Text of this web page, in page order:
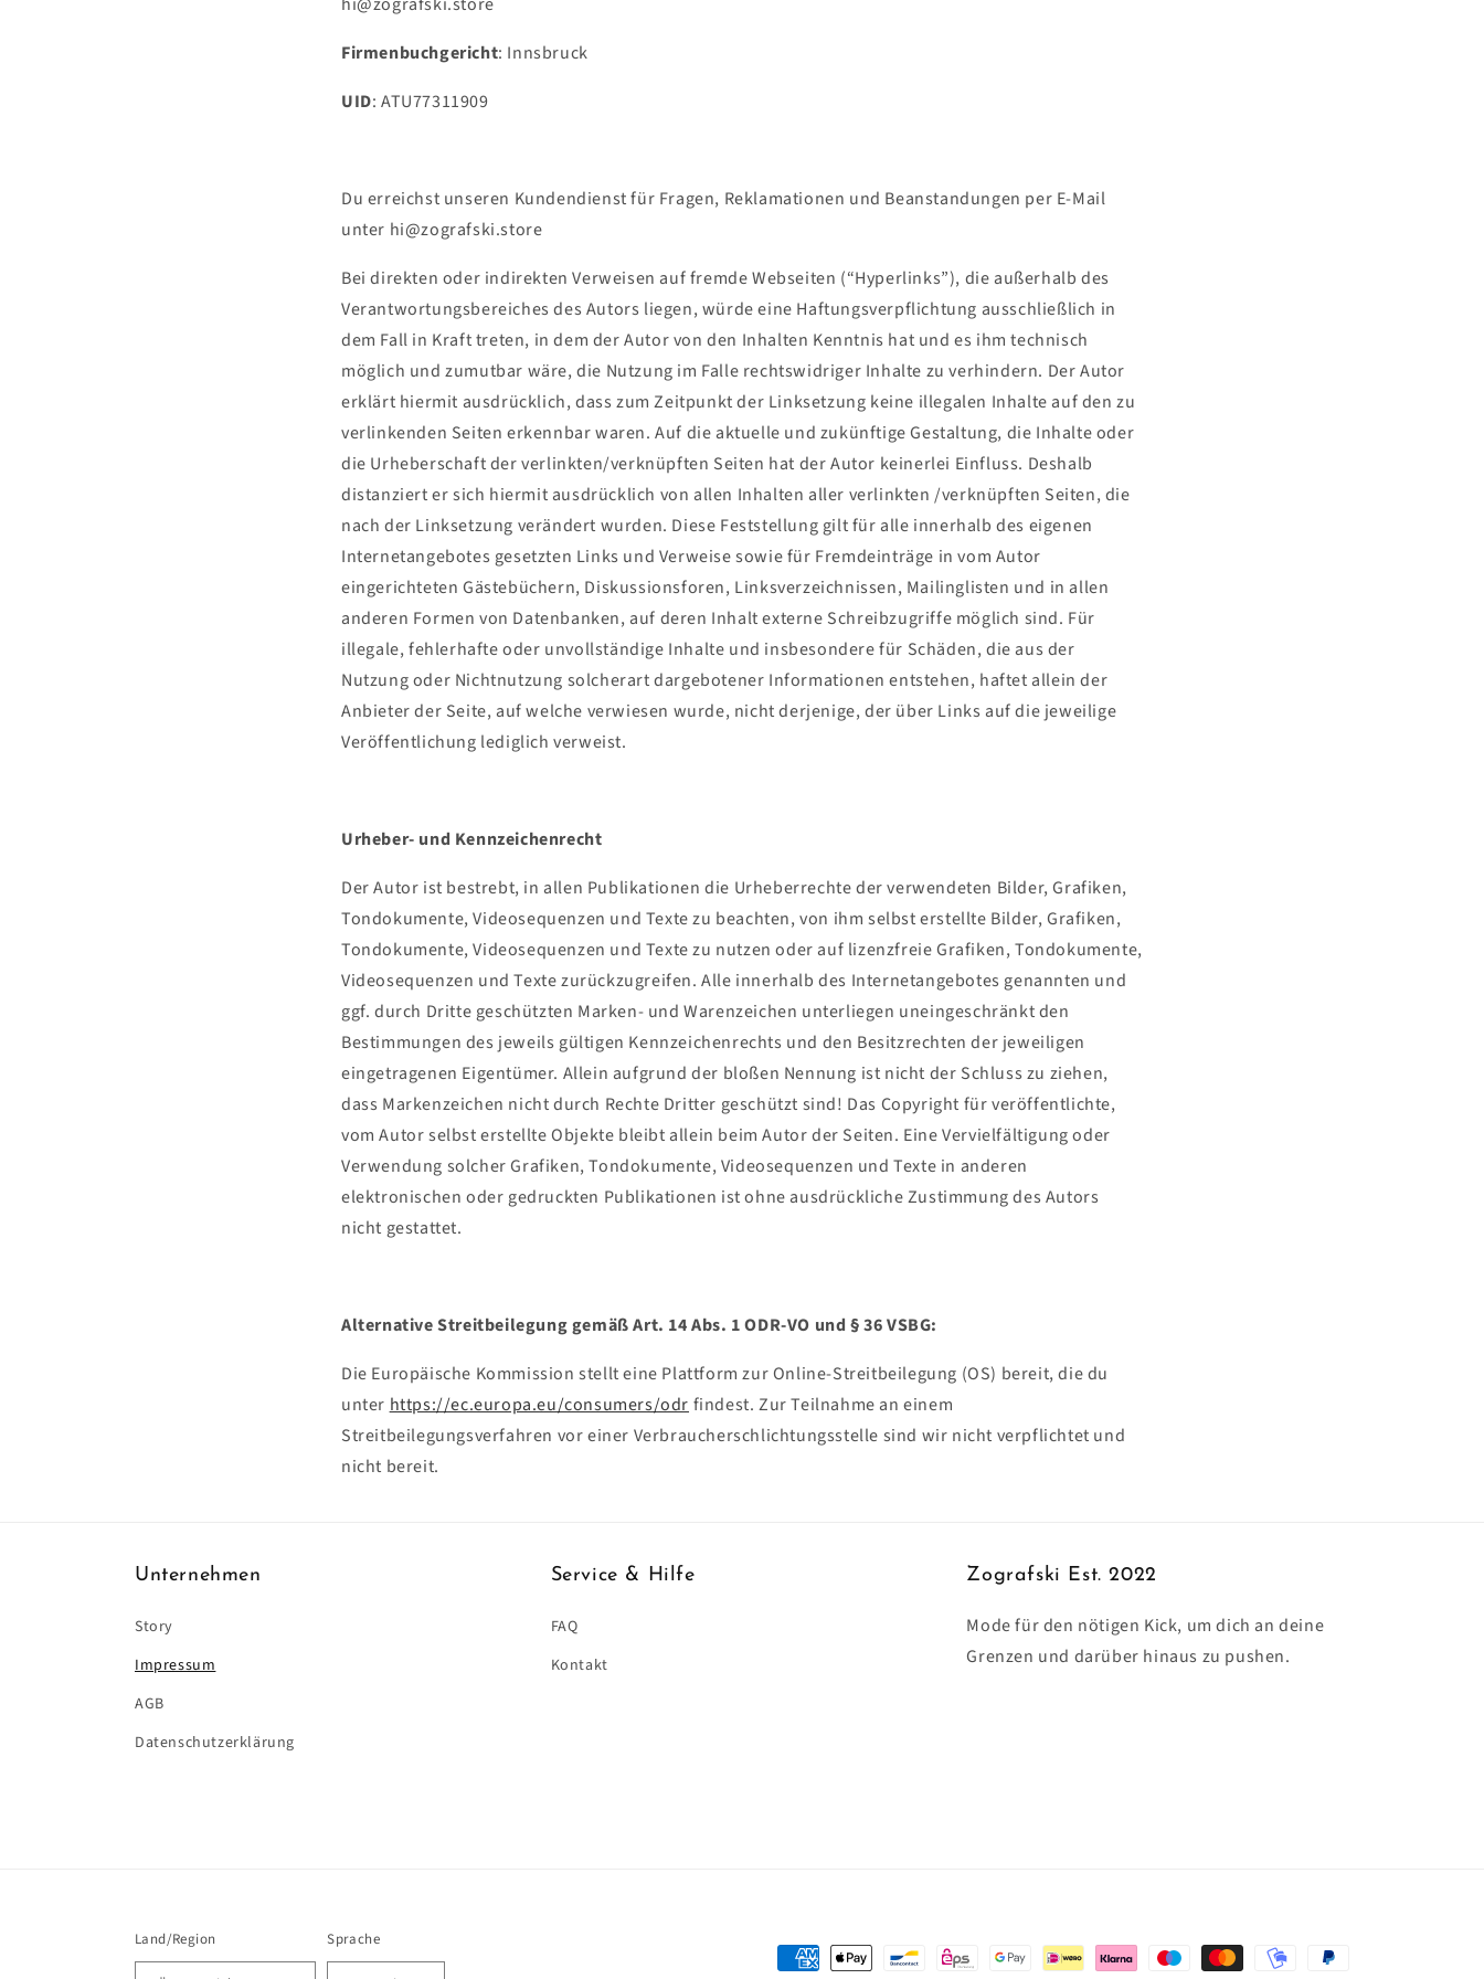
Firmenbuchgericht: Innsbruck
UID:ATU77311909
Du erreichst unseren Kundendienst für Fragen, Reklamationen und Beanstandungen per E-Mail
unter hi@zografski.store
Bei direkten oder indirekten Verweisen auf fremde Webseiten (“Hyperlinks”), die außerhalb des
Verantwortungsbereiches des Autors liegen, würde eine Haftungsverpflichtung ausschließlich in
dem Fall in Kraft treten, in dem der Autor von den Inhalten Kenntnis hat und es ihm technisch
möglich und zumutbar wäre, die Nutzung im Falle rechtswidriger Inhalte zu verhindern. Der Autor
erklärt hiermit ausdrücklich, dass zum Zeitpunkt der Linksetzung keine illegalen Inhalte auf den zu
verlinkenden Seiten erkennbar waren. Auf die aktuelle und zukünftige Gestaltung, die Inhalte oder
die Urheberschaft der verlinkten/verknüpften Seiten hat der Autor keinerlei Einfluss. Deshalb
distanziert er sich hiermit ausdrücklich von allen Inhalten aller verlinkten /verknüpften Seiten, die
nach der Linksetzung verändert wurden. Diese Feststellung gilt für alle innerhalb des eigenen
Internetangebotes gesetzten Links und Verweise sowie für Fremdeinträge in vom Autor
eingerichteten Gästebüchern, Diskussionsforen, Linksverzeichnissen, Mailinglisten und in allen
anderen Formen von Datenbanken, auf deren Inhalt externe Schreibzugriffe möglich sind. Für
illegale, fehlerhafte oder unvollständige Inhalte und insbesondere für Schäden, die aus der
Nutzung oder Nichtnutzung solcherart dargebotener Informationen entstehen, haftet allein der
Anbieter der Seite, auf welche verwiesen wurde, nicht derjenige, der über Links auf die jeweilige
Veröffentlichung lediglich verweist.
Urheber- und Kennzeichenrecht
Der Autor ist bestrebt, in allen Publikationen die Urheberrechte der verwendeten Bilder, Grafiken,
Tondokumente, Videosequenzen und Texte zu beachten, von ihm selbst erstellte Bilder, Grafiken,
Tondokumente, Videosequenzen und Texte zu nutzen oder auf lizenzfreie Grafiken, Tondokumente,
Videosequenzen und Texte zurückzugreifen. Alle innerhalb des Internetangebotes genannten und
ggf. durch Dritte geschützten Marken- und Warenzeichen unterliegen uneingeschränkt den
Bestimmungen des jeweils gültigen Kennzeichenrechts und den Besitzrechten der jeweiligen
eingetragenen Eigentümer. Allein aufgrund der bloßen Nennung ist nicht der Schluss zu ziehen,
dass Markenzeichen nicht durch Rechte Dritter geschützt sind! Das Copyright für veröffentlichte,
vom Autor selbst erstellte Objekte bleibt allein beim Autor der Seiten. Eine Vervielfältigung oder
Verwendung solcher Grafiken, Tondokumente, Videosequenzen und Texte in anderen
elektronischen oder gedruckten Publikationen ist ohne ausdrückliche Zustimmung des Autors
nicht gestattet.
Alternative Streitbeilegung gemäß Art. 14 Abs. 1 ODR-VO und § 36 VSBG:
Die Europäische Kommission stellt eine Plattform zur Online-Streitbeilegung (OS) bereit, die du
unter https://ec.europa.eu/consumers/odr findest. Zur Teilnahme an einem
Streitbeilegungsverfahren vor einer Verbraucherschlichtungsstelle sind wir nicht verpflichtet und
nicht bereit.
Unternehmen
Story
Impressum
AGB
Datenschutzerklärung
Service & Hilfe
FAQ
Kontakt
Zografski Est. 2022
Mode für den nötigen Kick, um dich an deine
Grenzen und darüber hinaus zu pushen.
Land/Region Sprache
Zahlungsmethoden